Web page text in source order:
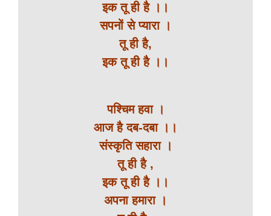
इक तू ही है ।।
सपनों से प्यारा ।
तू ही है,
इक तू ही है ।।
पश्चिम हवा ।
आज है दब-दबा ।।
संस्कृति सहारा ।
तू ही है ,
इक तू ही है ।।
अपना हमारा ।